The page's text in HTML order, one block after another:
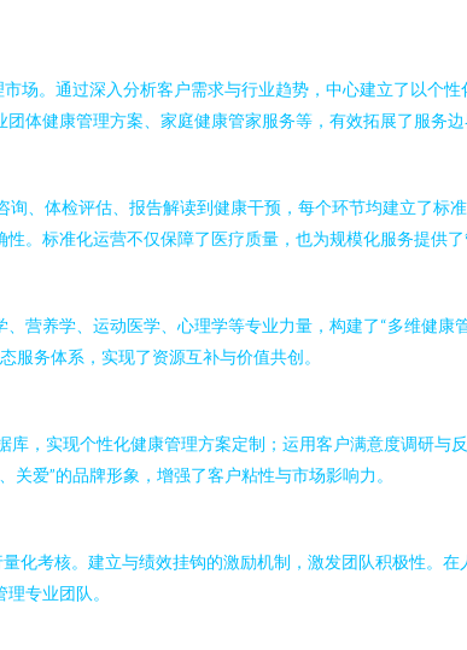
场。通过深入分析客户需求与行业趋势，中心建立了以个
体健康管理方案、家庭健康管家服务等，有效拓展了服务边
、体检评估、报告解读到健康干预，每个环节均建立了标
。标准化运营不仅保障了医疗质量，也为规模化服务提供了
营养学、运动医学、心理学等专业力量，构建了“多维健康
服务体系，实现了资源互补与价值共创。
，实现个性化健康管理方案定制；运用客户满意度调研与
爱”的品牌形象，增强了客户粘性与市场影响力。
考核。建立与绩效挂钩的激励机制，激发团队积极性。
专业团队。